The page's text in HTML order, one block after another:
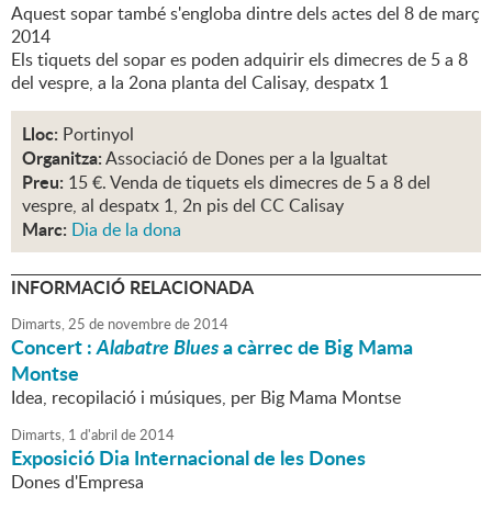
Aquest sopar també s'engloba dintre dels actes del 8 de març
2014
Els tiquets del sopar es poden adquirir els dimecres de 5 a 8
del vespre, a la 2ona planta del Calisay, despatx 1
Lloc: Portinyol
Organitza:Associació de Dones per a la Igualtat
Preu: 15 €. Venda de tiquets els dimecres de 5 a 8 del
vespre, al despatx 1, 2n pis del CC Calisay
Marc: Dia de la dona
INFORMACIÓ RELACIONADA
Dimarts,25 de novembrede2014
Concert :Alabatre Bluesa càrrec de Big Mama
Montse
Idea, recopilació i músiques, per Big Mama Montse
Dimarts, 1 d'abril de2014
Exposició Dia Internacional de les Dones
Dones d'Empresa